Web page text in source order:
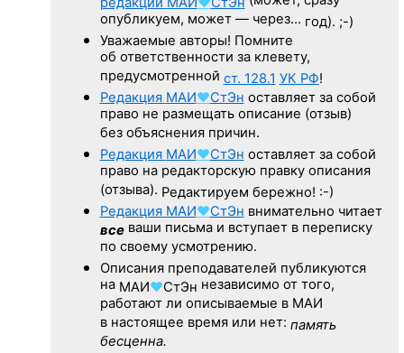
опубликуем, может — через… год). ;-)
Уважаемые авторы! Помните
об ответственности за клевету,
предусмотренной ст. 128.1 УК РФ!
Редакция МАИ♥СтЭн оставляет за собой
право не размещать описание (отзыв)
без объяснения причин.
Редакция МАИ♥СтЭн оставляет за собой
право на редакторскую правку описания
(отзыва). Редактируем бережно! :-)
Редакция МАИ♥СтЭн внимательно читает
всеваши письма и вступает в переписку
по своему усмотрению.
Описания преподавателей публикуются
на МАИ♥СтЭн независимо от того,
работают ли описываемые в МАИ
в настоящее время или нет: память
бесценна.